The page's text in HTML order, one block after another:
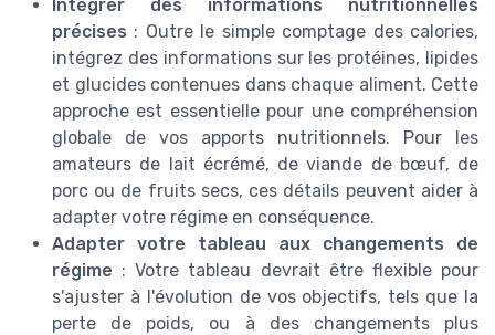
Intégrer des informations nutritionnelles
précises : Outre le simple comptage des calories,
intégrez des informations sur les protéines, lipides
et glucides contenues dans chaque aliment. Cette
approche est essentielle pour une compréhension
globale de vos apports nutritionnels. Pour les
amateurs de lait écrémé, de viande de bœuf, de
porc ou de fruits secs, ces détails peuvent aider à
adapter votre régime en conséquence.
Adapter votre tableau aux changements de
régime : Votre tableau devrait être flexible pour
s'ajuster à l'évolution de vos objectifs, tels que la
perte de poids, ou à des changements plus